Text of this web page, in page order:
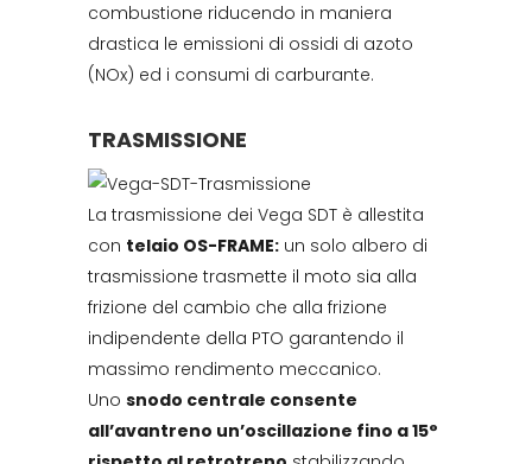
combustione riducendo in maniera
drastica le emissioni di ossidi di azoto
(NOx) ed i consumi di carburante.
TRASMISSIONE
La trasmissione dei Vega SDT è allestita
con telaio OS-FRAME: un solo albero di
trasmissione trasmette il moto sia alla
frizione del cambio che alla frizione
indipendente della PTO garantendo il
massimo rendimento meccanico.
Uno snodo centrale consente
all’avantreno un’oscillazione fino a 15°